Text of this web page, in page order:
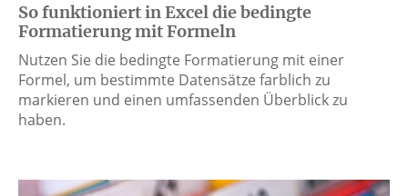
So funktioniert in Excel die bedingte
Formatierung mit Formeln
Nutzen Sie die bedingte Formatierung mit einer
Formel, um bestimmte Datensätze farblich zu
markieren und einen umfassenden Überblick zu
haben.